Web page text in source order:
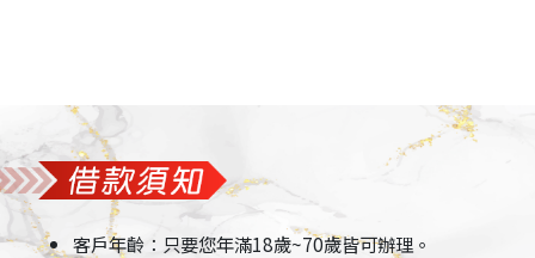
客戶年齡：只要您年滿18歲~70歲皆可辦理。